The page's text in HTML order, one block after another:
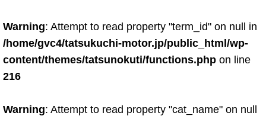
Warning: Attempt to read property "term_id" on null in
/home/gvc4/tatsukuchi-motor.jp/public_html/wp-
content/themes/tatsunokuti/functions.php on line
216
Warning: Attempt to read property "cat_name" on null